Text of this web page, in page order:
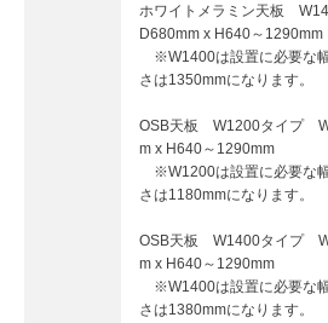
ホワイトメラミン天板
D680mm x H640～1290mm
※W1400は設置に必要な
さは1350mmになります。
OSB天板 W1200タイプ
m x H640～1290mm
※W1200は設置に必要な
さは1180mmになります。
OSB天板 W1400タイプ
m x H640～1290mm
※W1400は設置に必要な
さは1380mmになります。